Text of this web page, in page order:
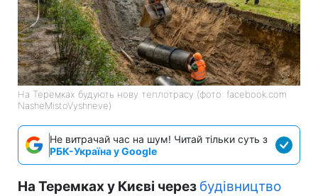
На Теремках будують нову теплотрасу (фото: facebook.com
NasheMistoVyshneve)
Не витрачай час на шум! Читай тільки суть з
РБК-Україна у Google
На Теремках у Києві через будівництво